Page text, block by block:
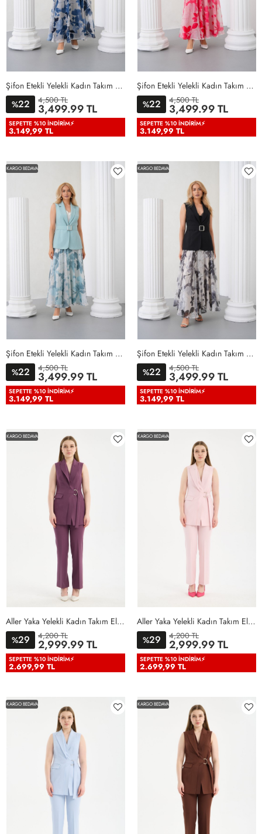
36 38 40 42 44
48
50
Şifon Etekli Yelekli Kadın Takım Elbise Lacivert Lacivert
%22 4,500 TL
3,499.99 TL
SEPETTE %10 İNDIRIM⚡
3.149,99 TL
36 38 40 42 44
48
50
Şifon Etekli Yelekli Kadın Takım Elbise Nar Çiçeği Nar Çiçeği
%22 4,500 TL
3,499.99 TL
SEPETTE %10 İNDIRIM⚡
3.149,99 TL
KARGO BEDAVA
36 38 40 42 44
48
50
Şifon Etekli Yelekli Kadın Takım Elbise Mint Yeşili Mint Yeşili
%22 4,500 TL
3,499.99 TL
SEPETTE %10 İNDIRIM⚡
3.149,99 TL
KARGO BEDAVA
36 38 40 42 44
48
50
Şifon Etekli Yelekli Kadın Takım Elbise Siyah Siyah
%22 4,500 TL
3,499.99 TL
SEPETTE %10 İNDIRIM⚡
3.149,99 TL
KARGO BEDAVA
36 38 40 42 44
48
50
Aller Yaka Yelekli Kadın Takım Elbise Lila Lila
%29 4,200 TL
2,999.99 TL
SEPETTE %10 İNDIRIM⚡
2.699,99 TL
KARGO BEDAVA
36 38 40 42 44
48
50
Aller Yaka Yelekli Kadın Takım Elbise Açık Pembe Açık Pembe
%29 4,200 TL
2,999.99 TL
SEPETTE %10 İNDIRIM⚡
2.699,99 TL
KARGO BEDAVA KARGO BEDAVA